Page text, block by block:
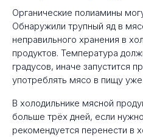
Органические полиамины
Обнаружили трупный яд в
неправильного хранения в
продуктов. Температура
градусов, иначе запустится
употреблять мясо в пищу
В холодильнике мясной
больше трёх дней, если
рекомендуется перенести в